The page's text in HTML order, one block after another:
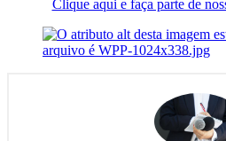
Clique aqui e faça parte de